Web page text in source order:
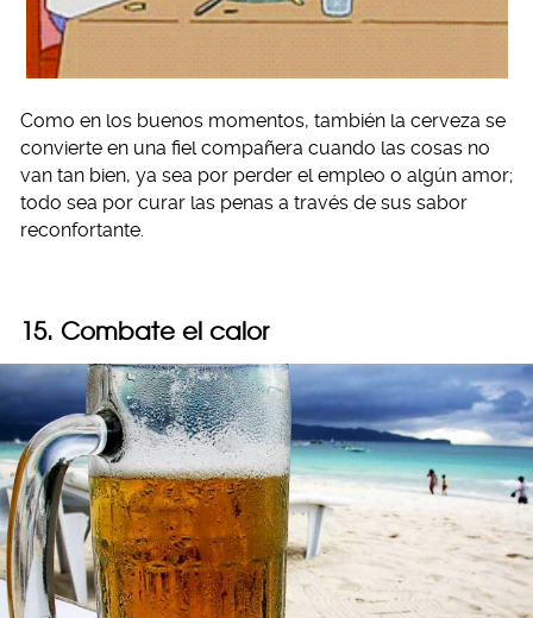
Como en los buenos momentos, también la cerveza se
convierte en una fiel compañera cuando las cosas no
van tan bien, ya sea por perder el empleo o algún amor;
todo sea por curar las penas a través de sus sabor
reconfortante.
15. Combate el calor